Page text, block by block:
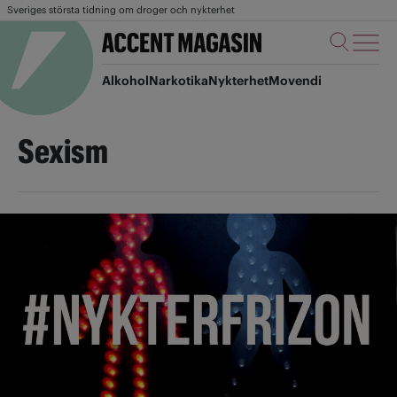
Sveriges största tidning om droger och nykterhet
AlkoholNarkotikaNykterhetMovendi
Sexism